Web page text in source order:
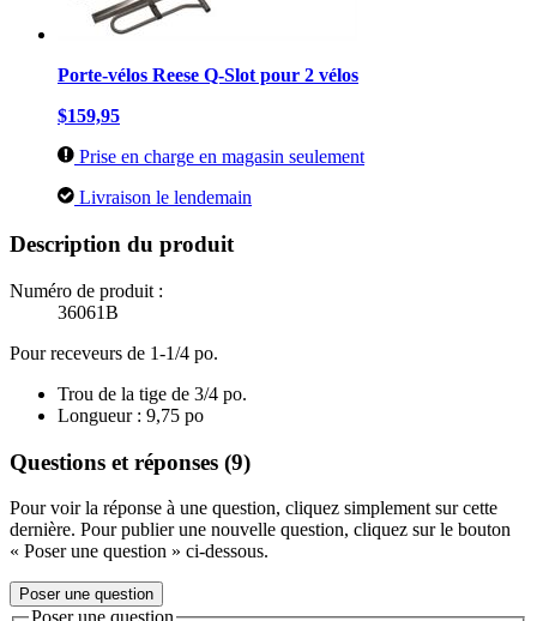
Porte-vélos Reese Q-Slot pour 2 vélos
$159,95
Prise en charge en magasin seulement
Livraison le lendemain
Description du produit
Numéro de produit :
36061B
Pour receveurs de 1-1/4 po.
Trou de la tige de 3/4 po.
Longueur : 9,75 po
Questions et réponses (9)
Pour voir la réponse à une question, cliquez simplement sur cette
dernière. Pour publier une nouvelle question, cliquez sur le bouton
« Poser une question » ci-dessous.
Poser une question